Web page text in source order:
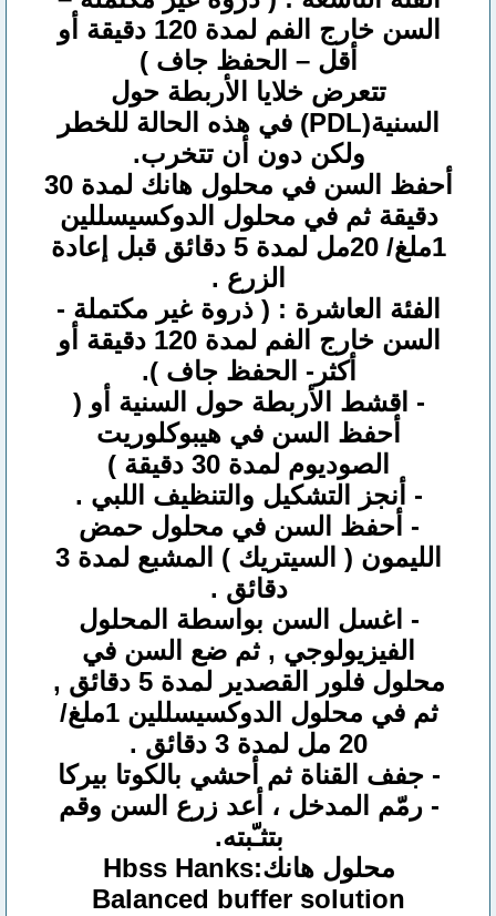
السن خارج الفم لمدة 120 دقيقة أو
أقل – الحفظ جاف )
تتعرض خلايا الأربطة حول
السنية(PDL) في هذه الحالة للخطر
ولكن دون أن تتخرب.
أحفظ السن في محلول هانك لمدة 30
دقيقة ثم في محلول الدوكسيسللين
1ملغ/ 20مل لمدة 5 دقائق قبل إعادة
الزرع .
الفئة العاشرة : ( ذروة غير مكتملة -
السن خارج الفم لمدة 120 دقيقة أو
أكثر- الحفظ جاف ).
- اقشط الأربطة حول السنية أو (
أحفظ السن في هيبوكلوريت
الصوديوم لمدة 30 دقيقة )
- أنجز التشكيل والتنظيف اللبي .
- أحفظ السن في محلول حمض
الليمون ( السيتريك ) المشبع لمدة 3
دقائق .
- اغسل السن بواسطة المحلول
الفيزيولوجي , ثم ضع السن في
محلول فلور القصدير لمدة 5 دقائق ,
ثم في محلول الدوكسيسللين 1ملغ/
20 مل لمدة 3 دقائق .
- جفف القناة ثم أحشي بالكوتا بيركا
- رمّم المدخل ، أعد زرع السن وقم
بتثـّبته.
محلول هانك:Hbss Hanks
Balanced buffer solution